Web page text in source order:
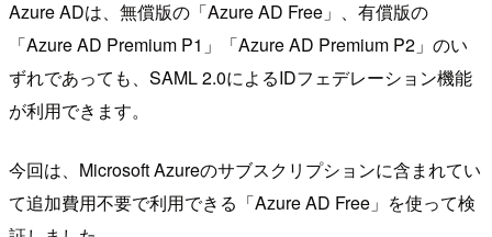
Azure ADは、無償版の「Azure AD Free」、有償版の
「Azure AD Premium P1」「Azure AD Premium P2」のい
ずれであっても、SAML 2.0によるIDフェデレーション機能
が利用できます。
今回は、Microsoft Azureのサブスクリプションに含まれてい
て追加費用不要で利用できる「Azure AD Free」を使って検